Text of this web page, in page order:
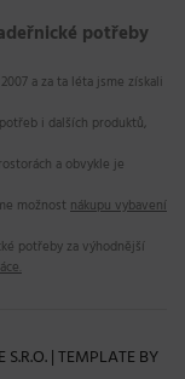
potřeby
a za ta léta jsme získali
i dalších produktů,
a obvykle je
možnost nákupu vybavení
potřeby za výhodnější
| TEMPLATE BY